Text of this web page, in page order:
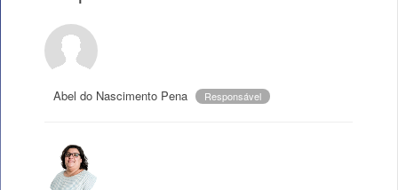
Abel do Nascimento Pena Responsável